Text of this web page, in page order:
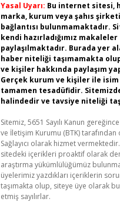
Yasal Uyarı: Bu internet sitesi,
marka, kurum veya şahıs
bağlantısı bulunmamaktadır.
kendi hazırladığımız makaleler
paylaşılmaktadır. Burada yer
haber niteliği taşımamakta
ve kişiler hakkında paylaşım
Gerçek kurum ve kişiler ile
tamamen tesadüfidir.
halindedir ve tavsiye niteliği
Sitemiz, 5651 Sayılı Kanun
ve İletişim Kurumu (BTK) tarafından
Sağlayıcı olarak hizmet
sitedeki içerikleri proaktif olarak
araştırma yükümlülüğümüz
üyelerimiz yazdıkları içeriklerin
taşımakta olup, siteye üye olarak
etmiş sayılırlar.